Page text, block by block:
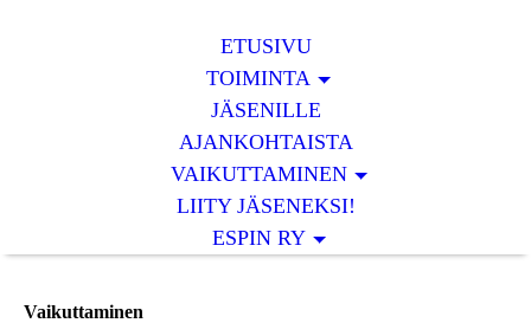
ETUSIVU
TOIMINTA
JÄSENILLE
AJANKOHTAISTA
VAIKUTTAMINEN
LIITY JÄSENEKSI!
ESPIN RY
Vaikuttaminen